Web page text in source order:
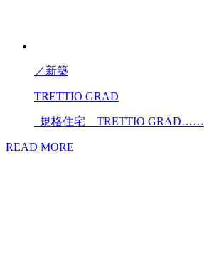
／新築
TRETTIO GRAD
規格住宅 TRETTIO GRAD……
READ MORE